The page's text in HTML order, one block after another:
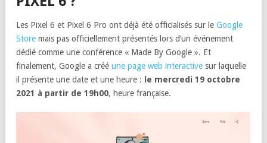
Les Pixel 6 et Pixel 6 Pro ont déjà été officialisés sur le Google
Store mais pas officiellement présentés lors d’un événement
dédié comme une conférence « Made By Google ». Et
finalement, Google a créé une page web interactive sur laquelle
il présente une date et une heure :
le mercredi 19 octobre
2021 à partir de 19h00, heure française.